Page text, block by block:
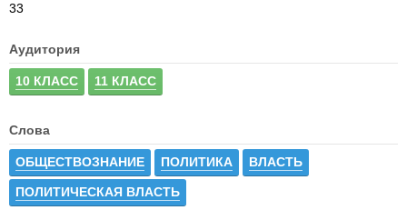
33
Аудитория
10 КЛАСС 11 КЛАСС
Слова
ОБЩЕСТВОЗНАНИЕ ПОЛИТИКА ВЛАСТЬ
ПОЛИТИЧЕСКАЯ ВЛАСТЬ